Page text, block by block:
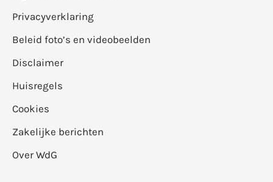
Privacyverklaring
Beleid foto’s en videobeelden
Disclaimer
Huisregels
Cookies
Zakelijke berichten
Over WdG